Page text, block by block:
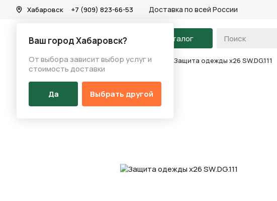
Хабаровск
Ваш город Хабаровск?
От выбора зависит выбор услуг и
стоимость доставки
Да Выбрать другой
+7 (909) 823-66-53 Доставка по всей России
На главную Каталог
Каталог/Аксессуары/Одежда и атрибутика Защита одежды х26 SW.DG.111